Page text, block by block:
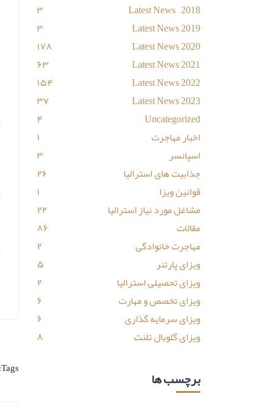
Tags:
Latest News – 2018
۳
Latest News 2019
۳
Latest News 2020
۱۷۸
Latest News 2021
۶۳
Latest News 2022
۱۵۴
Latest News 2023
۳۷
Uncategorized
۴
اخبار مهاجرت
۱
اسپانسر
۳
جذابیت های استرالیا
۲۶
قوانین ویزا
۱
مشاغل مورد نیاز استرالیا
۲۲
مقالات
۸۶
مهاجرت خانوادگی
۲
ویزای پارتنر
۵
ویزای تحصیلی استرالیا
۲
ویزای تخصص و مهارت
۶
ویزای سرمایه گذاری
۶
ویزای گلوبال تلنت
۸
برچسب ها